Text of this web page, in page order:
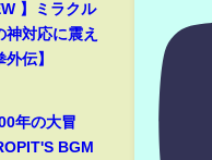
】ミラクル
対応に震え
伝】
年の大冒
BGM